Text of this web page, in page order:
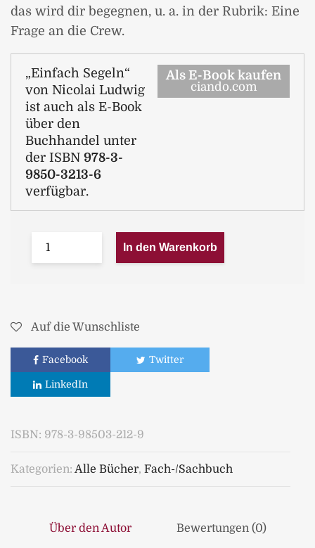
das wird dir begegnen, u. a. in der Rubrik: Eine
Frage an die Crew.
„Einfach Segeln“
von Nicolai Ludwig
ist auch als E-Book
über den
Buchhandel unter
der ISBN 978-3-
9850-3213-6
verfügbar.
Als E-Book kaufen
ciando.com
In den Warenkorb
Auf die Wunschliste
Facebook Twitter
LinkedIn
ISBN: 978-3-98503-212-9
Kategorien: Alle Bücher, Fach-/Sachbuch
Über den Autor Bewertungen (0)